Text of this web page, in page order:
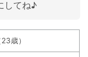
してね♪
歳）